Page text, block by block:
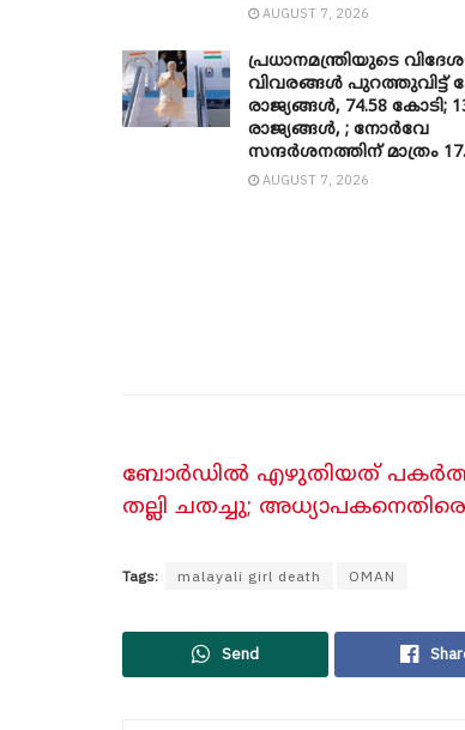
AUGUST 7, 2026
പ്രധാനമന്ത്രിയുടെ
വിവരങ്ങൾ പുറത്തുവിട്ട്
രാജ്യങ്ങൾ, 74.58 കോടി;
രാജ്യങ്ങൾ, ; നോർവേ
സന്ദർശനത്തിന് മാത്രം
AUGUST 7, 2026
ബോർഡിൽ എഴുതിയത് പകർത്തി
തല്ലി ചതച്ചു;
Tags: malayali girl death OMAN
Send